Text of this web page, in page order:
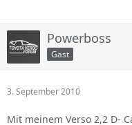
Powerboss
Gast
3. September 2010
Mit meinem Verso 2,2 D-